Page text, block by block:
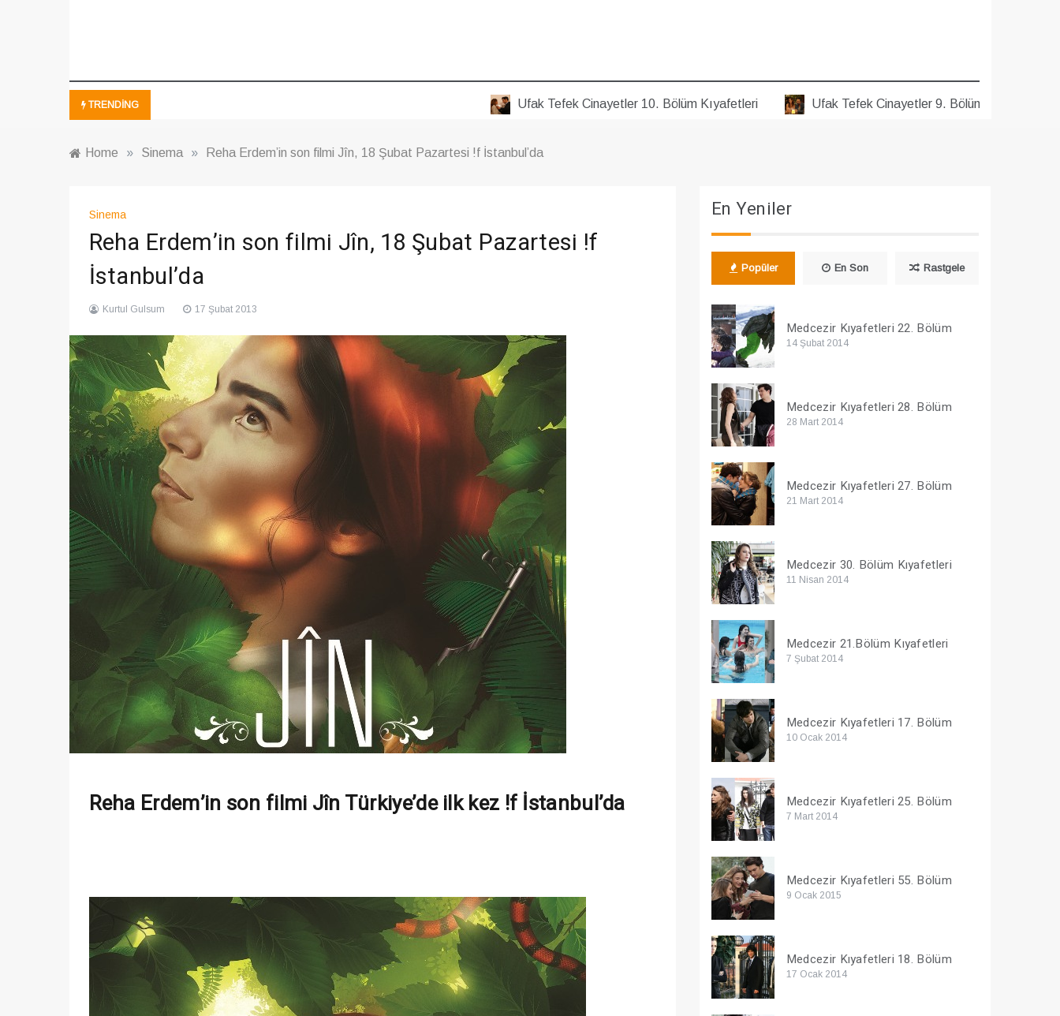
TRENDING Ufak Tefek Cinayetler 10. Bölüm Kıyafetleri Ufak Tefek Cinayetler 9. Bölüm Kıyafetleri
Home » Sinema » Reha Erdem’in son filmi Jîn, 18 Şubat Pazartesi !f İstanbul’da
Sinema
Reha Erdem’in son filmi Jîn, 18 Şubat Pazartesi !f
İstanbul’da
Kurtul Gulsum 17 Şubat 2013
Reha Erdem’in son filmi Jîn Türkiye’de ilk kez !f İstanbul’da
En Yeniler
Popüler En Son Rastgele
Medcezir Kıyafetleri 22. Bölüm
14 Şubat 2014
Medcezir Kıyafetleri 28. Bölüm
28 Mart 2014
Medcezir Kıyafetleri 27. Bölüm
21 Mart 2014
Medcezir 30. Bölüm Kıyafetleri
11 Nisan 2014
Medcezir 21.Bölüm Kıyafetleri
7 Şubat 2014
Medcezir Kıyafetleri 17. Bölüm
10 Ocak 2014
Medcezir Kıyafetleri 25. Bölüm
7 Mart 2014
Medcezir Kıyafetleri 55. Bölüm
9 Ocak 2015
Medcezir Kıyafetleri 18. Bölüm
17 Ocak 2014